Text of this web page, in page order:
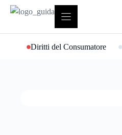
contenuto
Diritti del Consumatore